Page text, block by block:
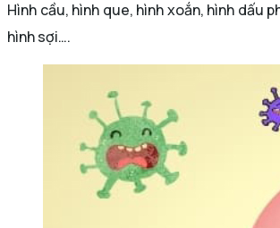
Hình cầu, hình que, hình xoắn, hình dấu
hình sợi….